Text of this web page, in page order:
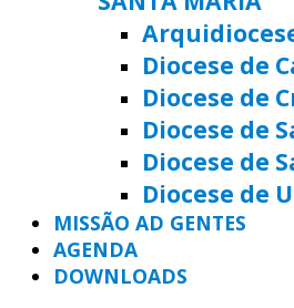
Diocese de
Diocese de
Diocese de
Diocese de
Diocese de
MISSÃO AD GENTES
AGENDA
DOWNLOADS